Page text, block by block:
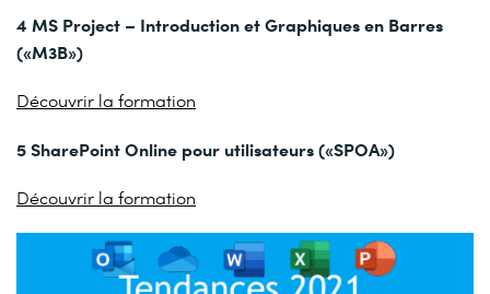
4 MS Project – Introduction et Graphiques en Barres
(«M3B»)
Découvrir la formation
5 SharePoint Online pour utilisateurs («SPOA»)
Découvrir la formation